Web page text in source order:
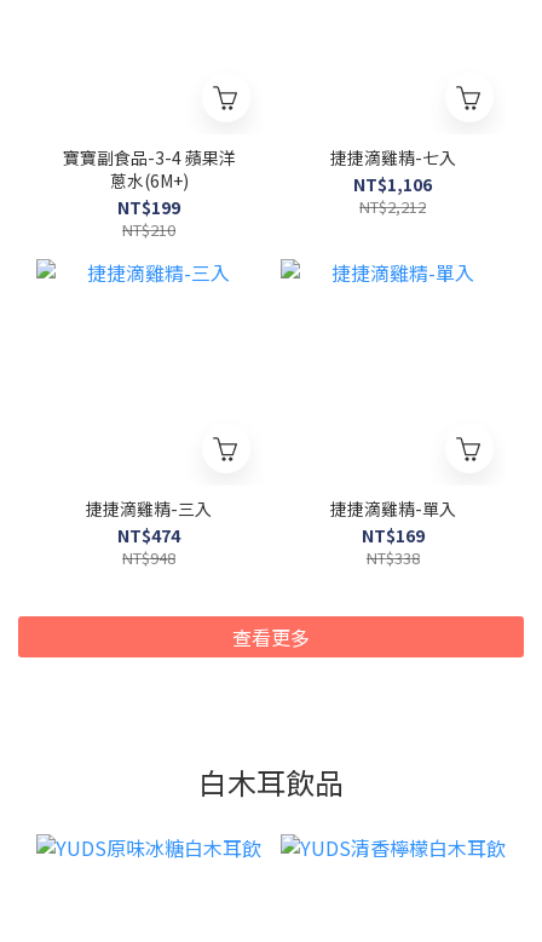
寶寶副食品-3-4 蘋果洋
蔥水(6M+)
NT$199
NT$210
捷捷滴雞精-七入
NT$1,106
NT$2,212
捷捷滴雞精-三入
NT$474
NT$948
捷捷滴雞精-單入
NT$169
NT$338
查看更多
白木耳飲品